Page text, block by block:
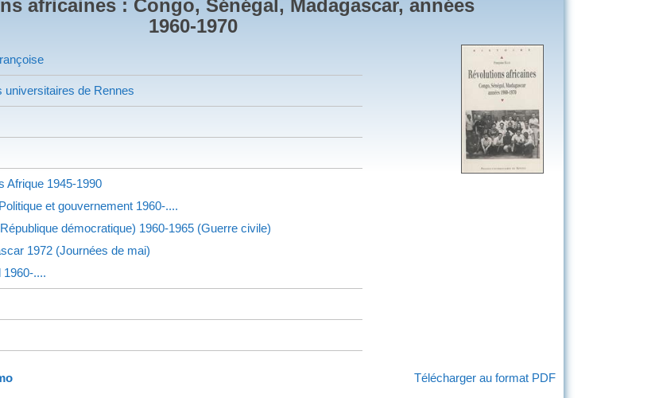
africaines : Congo, Sénégal, Madagascar, années
1960-1970
universitaires de Rennes
Afrique 1945-1990
Politique et gouvernement 1960-....
démocratique) 1960-1965 (Guerre civile)
1972 (Journées de mai)
1960-....
Télécharger au format PDF